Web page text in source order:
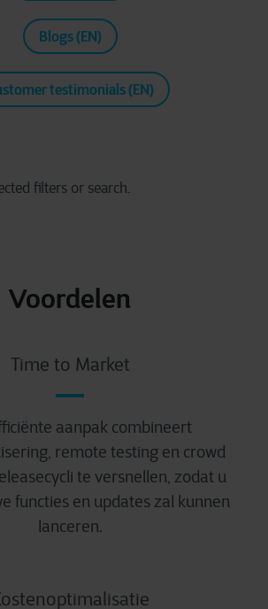
Blogs (EN)
testimonials (EN)
Voordelen
Time to Market
aanpak combineert
remote testing en crowd
te versnellen, zodat u
functies en updates zal kunnen
lanceren.